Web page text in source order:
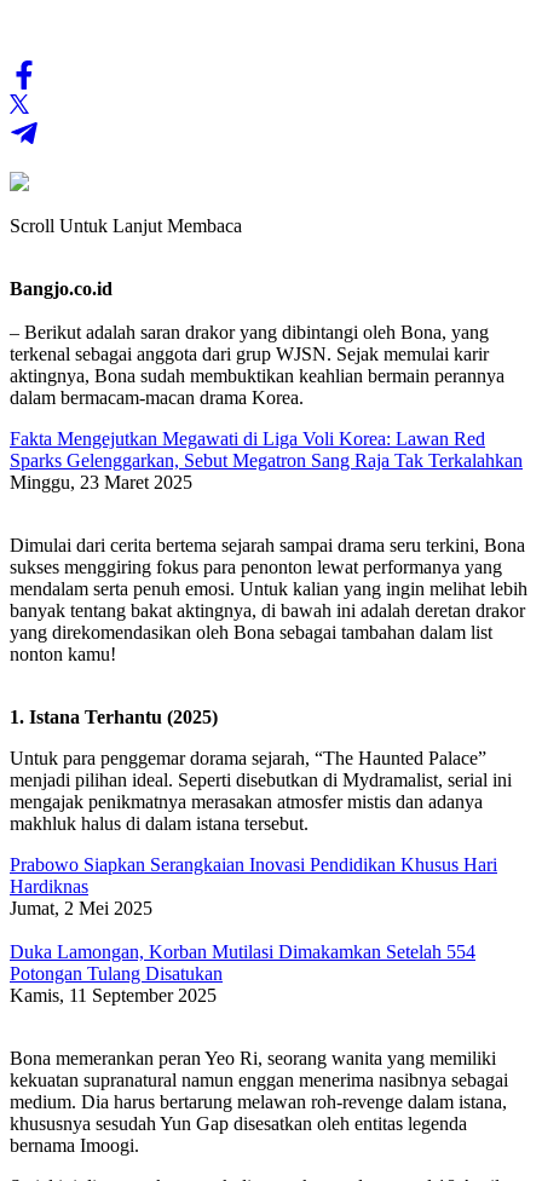
Scroll Untuk Lanjut Membaca
Bangjo.co.id
– Berikut adalah saran drakor yang dibintangi oleh Bona, yang
terkenal sebagai anggota dari grup WJSN. Sejak memulai karir
aktingnya, Bona sudah membuktikan keahlian bermain perannya
dalam bermacam-macan drama Korea.
Fakta Mengejutkan Megawati di Liga Voli Korea: Lawan Red
Sparks Gelenggarkan, Sebut Megatron Sang Raja Tak Terkalahkan
Minggu, 23 Maret 2025
Dimulai dari cerita bertema sejarah sampai drama seru terkini, Bona
sukses menggiring fokus para penonton lewat performanya yang
mendalam serta penuh emosi. Untuk kalian yang ingin melihat lebih
banyak tentang bakat aktingnya, di bawah ini adalah deretan drakor
yang direkomendasikan oleh Bona sebagai tambahan dalam list
nonton kamu!
1. Istana Terhantu (2025)
Untuk para penggemar dorama sejarah, “The Haunted Palace”
menjadi pilihan ideal. Seperti disebutkan di Mydramalist, serial ini
mengajak penikmatnya merasakan atmosfer mistis dan adanya
makhluk halus di dalam istana tersebut.
Prabowo Siapkan Serangkaian Inovasi Pendidikan Khusus Hari
Hardiknas
Jumat, 2 Mei 2025
Duka Lamongan, Korban Mutilasi Dimakamkan Setelah 554
Potongan Tulang Disatukan
Kamis, 11 September 2025
Bona memerankan peran Yeo Ri, seorang wanita yang memiliki
kekuatan supranatural namun enggan menerima nasibnya sebagai
medium. Dia harus bertarung melawan roh-revenge dalam istana,
khususnya sesudah Yun Gap disesatkan oleh entitas legenda
bernama Imoogi.